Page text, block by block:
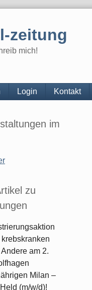
zeitung
mich!
Login Kontakt
im
zu
am 2.
Milan –
(m/w/d)!